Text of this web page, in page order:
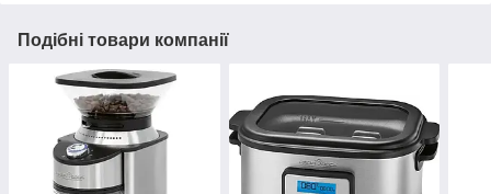
Подібні товари компанії